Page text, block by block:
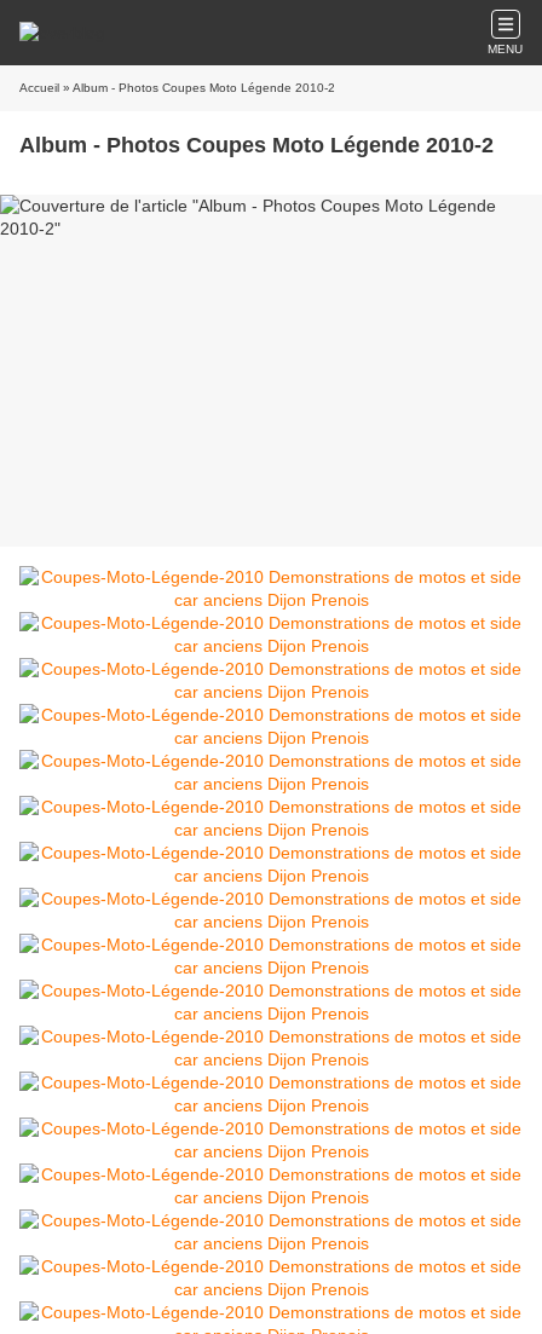
MENU
Accueil » Album - Photos Coupes Moto Légende 2010-2
Album - Photos Coupes Moto Légende 2010-2